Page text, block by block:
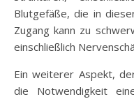
Blutgefäße, die in
Zugang kann zu
einschließlich
Ein weiterer Aspekt,
die Notwendigkeit